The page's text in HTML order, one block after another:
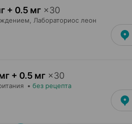
+ 0.5 мг ×30
Лабораториос леон
+ 0.5 мг ×30
• без рецепта